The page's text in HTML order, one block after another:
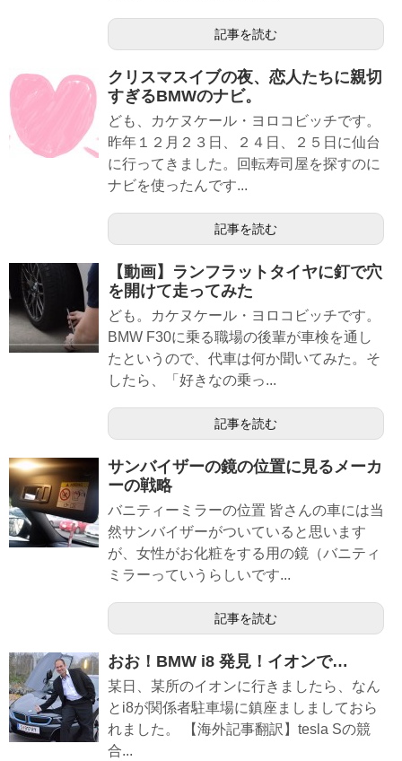
記事を読む
クリスマスイブの夜、恋人たちに親切
すぎるBMWのナビ。
ども、カケヌケール・ヨロコビッチです。
昨年１２月２３日、２４日、２５日に仙台
に行ってきました。回転寿司屋を探すのに
ナビを使ったんです...
記事を読む
【動画】ランフラットタイヤに釘で穴
を開けて走ってみた
ども。カケヌケール・ヨロコビッチです。
BMW F30に乗る職場の後輩が車検を通し
たというので、代車は何か聞いてみた。そ
したら、「好きなの乗っ...
記事を読む
サンバイザーの鏡の位置に見るメーカ
ーの戦略
バニティーミラーの位置 皆さんの車には当
然サンバイザーがついていると思います
が、女性がお化粧をする用の鏡（バニティ
ミラーっていうらしいです...
記事を読む
おお！BMW i8 発見！イオンで…
某日、某所のイオンに行きましたら、なん
とi8が関係者駐車場に鎮座ましましておら
れました。 【海外記事翻訳】tesla Sの競
合...